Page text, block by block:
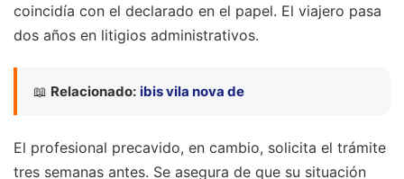
coincidía con el declarado en el papel. El viajero pasa
dos años en litigios administrativos.
📖 Relacionado: ibis vila nova de
El profesional precavido, en cambio, solicita el trámite
tres semanas antes. Se asegura de que su situación